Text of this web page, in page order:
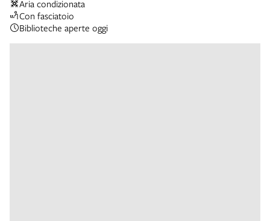
Aria condizionata
Con fasciatoio
Biblioteche aperte oggi